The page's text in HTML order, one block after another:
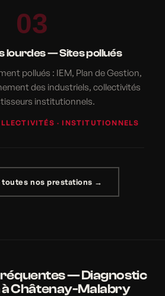
03
lourdes — Sites pollués
pollués : IEM, Plan de Gestion,
des industriels, collectivités
institutionnels.
· INSTITUTIONNELS
toutes nos prestations →
— Diagnostic
Châtenay-Malabry